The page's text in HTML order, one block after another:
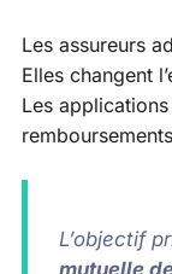
Les assureurs
Elles changent
Les
L’objectif
mutuelle